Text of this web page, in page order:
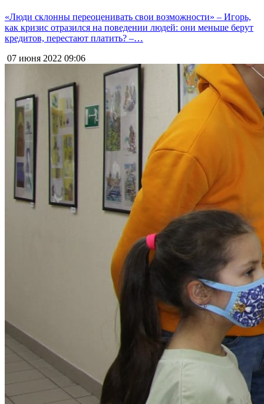
«Люди склонны переоценивать свои возможности» – Игорь,
как кризис отразился на поведении людей: они меньше берут
кредитов, перестают платить? –…
07 июня 2022 09:06